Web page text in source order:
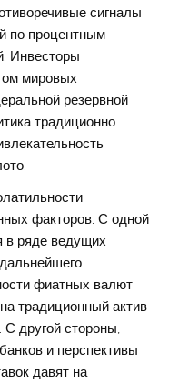
сигналы
по процентным
Инвесторы
мировых
резервной
традиционно
факторов. С одной
в ряде ведущих
фиатных валют
традиционный актив-
другой стороны,
и перспективы
давят на